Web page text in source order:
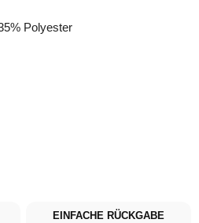
Polyester
EINFACHE RÜCKGABE